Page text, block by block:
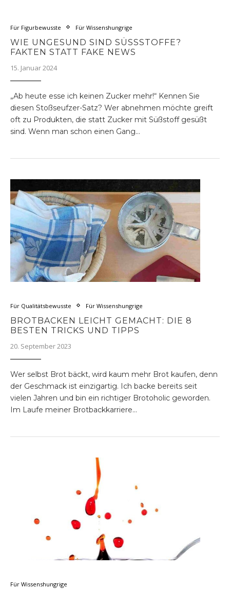
Für Figurbewusste Für Wissenshungrige
WIE UNGESUND SIND SÜSSSTOFFE? F
AKTEN STATT FAKE NEWS
15. Januar 2024
„Ab heute esse ich keinen Zucker mehr!“ Kennen Sie
diesen Stoßseufzer-Satz? Wer abnehmen möchte greift
oft zu Produkten, die statt Zucker mit Süßstoff gesüßt
sind. Wenn man schon einen Gang…
Für Qualitätsbewusste Für Wissenshungrige
BROTBACKEN LEICHT GEMACHT: DIE 8
BESTEN TRICKS UND TIPPS
20. September 2023
Wer selbst Brot bäckt, wird kaum mehr Brot kaufen, denn
der Geschmack ist einzigartig. Ich backe bereits seit
vielen Jahren und bin ein richtiger Brotoholic geworden.
Im Laufe meiner Brotbackkarriere…
Für Wissenshungrige